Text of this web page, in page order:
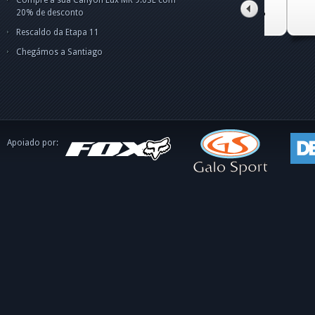
20% de desconto
Rescaldo da Etapa 11
Chegámos a Santiago
tito alves pinto
Apoiado por: